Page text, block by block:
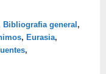
Bibliografia general ,
, Eurasia,
,